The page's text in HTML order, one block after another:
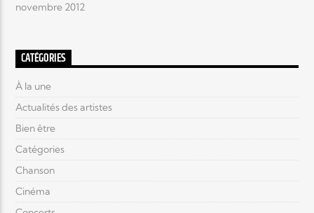
novembre 2012
CATÉGORIES
À la une
Actualités des artistes
Bien être
Catégories
Chanson
Cinéma